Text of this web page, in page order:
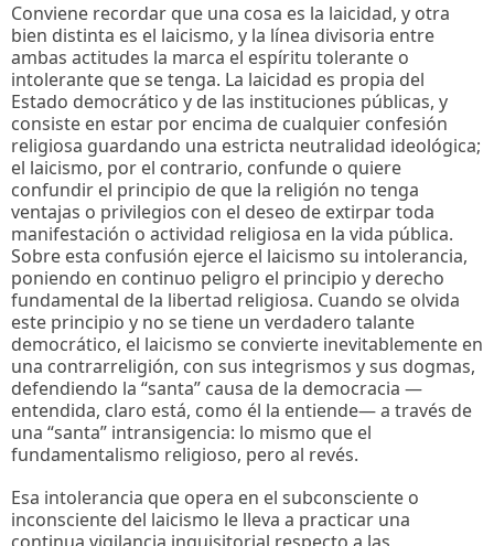
Conviene recordar que una cosa es la laicidad, y otra
bien distinta es el laicismo, y la línea divisoria entre
ambas actitudes la marca el espíritu tolerante o
intolerante que se tenga. La laicidad es propia del
Estado democrático y de las instituciones públicas, y
consiste en estar por encima de cualquier confesión
religiosa guardando una estricta neutralidad ideológica;
el laicismo, por el contrario, confunde o quiere
confundir el principio de que la religión no tenga
ventajas o privilegios con el deseo de extirpar toda
manifestación o actividad religiosa en la vida pública.
Sobre esta confusión ejerce el laicismo su intolerancia,
poniendo en continuo peligro el principio y derecho
fundamental de la libertad religiosa. Cuando se olvida
este principio y no se tiene un verdadero talante
democrático, el laicismo se convierte inevitablemente en
una contrarreligión, con sus integrismos y sus dogmas,
defendiendo la “santa” causa de la democracia —
entendida, claro está, como él la entiende— a través de
una “santa” intransigencia: lo mismo que el
fundamentalismo religioso, pero al revés.
Esa intolerancia que opera en el subconsciente o
inconsciente del laicismo le lleva a practicar una